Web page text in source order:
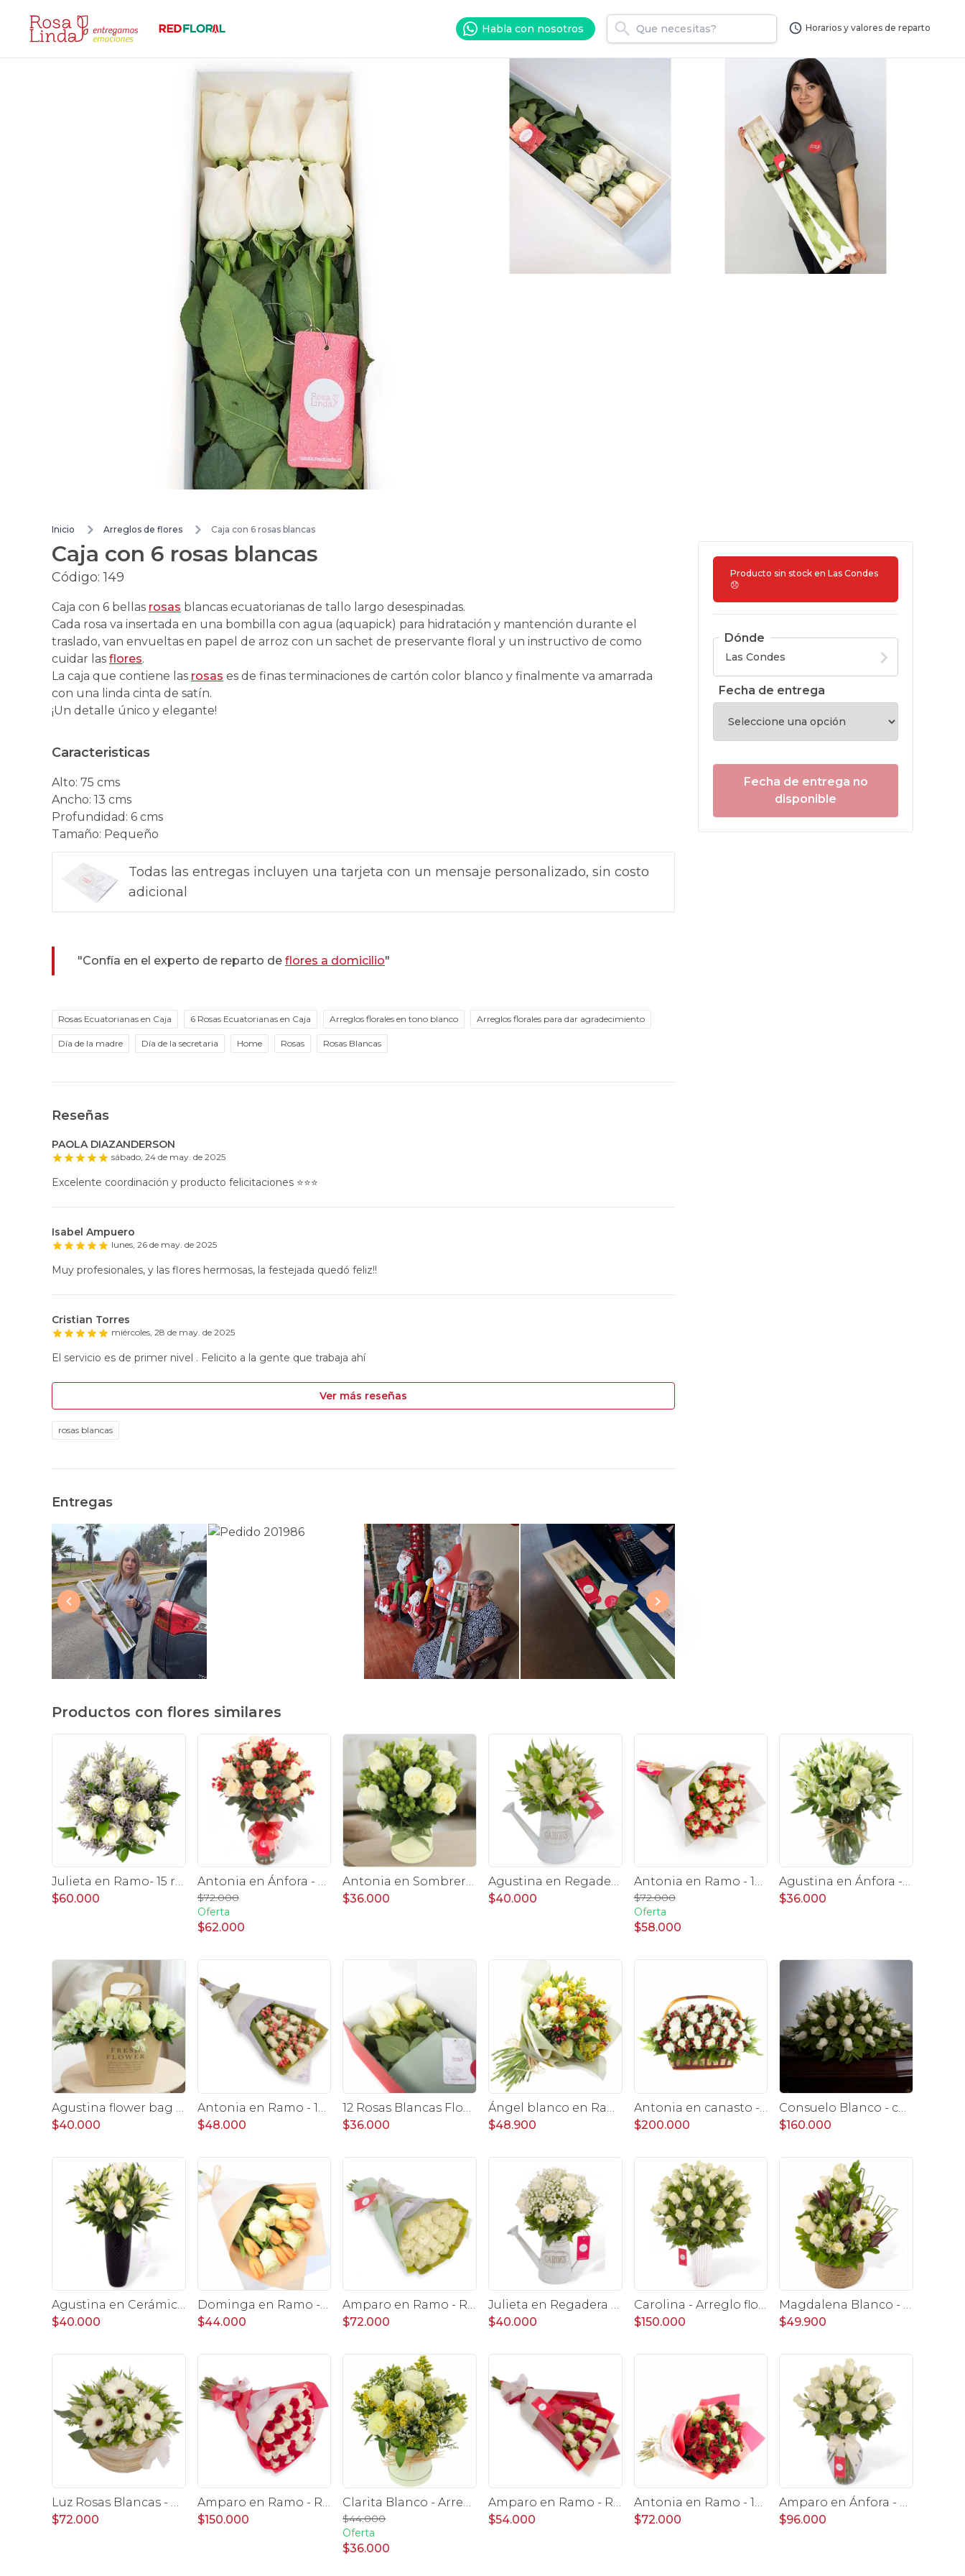
Habla con nosotros Horarios y valores de reparto
Inicio Arreglos de flores Caja con 6 rosas blancas
Caja con 6 rosas blancas
Código:149
Caja con 6 bellas rosas blancas ecuatorianas de tallo largo desespinadas.
Cada rosa va insertada en una bombilla con agua (aquapick) para hidratación y mantención durante el
traslado, van envueltas en papel de arroz con un sachet de preservante floral y un instructivo de como
cuidar las flores.
La caja que contiene las rosas es de finas terminaciones de cartón color blanco y finalmente va amarrada
con una linda cinta de satín.
¡Un detalle único y elegante!
Caracteristicas
Alto: 75 cms
Ancho: 13 cms
Profundidad : 6 cms
Tamaño: Pequeño
Todas las entregas incluyen una tarjeta con un mensaje personalizado, sin costo
adicional
"Confía en el experto de reparto de flores a domicilio"
Rosas Ecuatorianas en Caja 6 Rosas Ecuatorianas en Caja Arreglos florales en tono blanco Arreglos florales para dar agradecimiento
Día de la madre Día de la secretaria Home Rosas Rosas Blancas
Reseñas
PAOLA DIAZANDERSON
sábado, 24 de may. de 2025
Excelente coordinación y producto felicitaciones ⭐️⭐️⭐️
Isabel Ampuero
lunes, 26 de may. de 2025
Muy profesionales, y las flores hermosas, la festejada quedó feliz!!
Cristian Torres
miércoles, 28 de may. de 2025
El servicio es de primer nivel . Felicito a la gente que trabaja ahí
Ver más reseñas
rosas blancas
Entregas
Producto sin stock en Las Condes
😞
Dónde
Fecha de entrega
Fecha de entrega no
disponible
Productos con flores similares
Julieta en Ramo- 15 rosas ecuatorianas blanco y limonium
$60.000
Antonia en Ánfora - florero con 18 rosas blanco e hypericum
$72.000
Oferta
$62.000
Antonia en Sombrero - Arreglo con 9 rosas blanco e hypericum
$36.000
Agustina en Regadera -Arreglo 10 rosas blanco y astromelias
$40.000
Antonia en Ramo - 18 rosas ecuatorianas blanco e hypericum
$72.000
Oferta
$58.000
Agustina en Ánfora - Florero con 9 rosas blanco y astromelia
$36.000
Agustina flower bag - Arreglo 10 rosas blanco y astromelias
$40.000
Antonia en Ramo - 12 rosas ecuatorianas blanco e hypericum
$48.000
12 Rosas Blancas Flowerbox - Caja de flores con 12 rosas ecuatorianas blancas
$36.000
Ángel blanco en Ramo - Rosas blancas y Astromelias
$48.900
Antonia en canasto - 50 rosas ecuatoriana blanco e hypericum
$200.000
Consuelo Blanco - cubre urna 40 rosas ecuatorianas blanco
$160.000
Agustina en Cerámica - Arreglo 10 rosas blanco y astromelias
$40.000
Dominga en Ramo -Ramo de Rosas Blanco y Tulipanes naranjo
$44.000
Amparo en Ramo - Ramo redondo 24 rosas ecuatorianas blanco
$72.000
Julieta en Regadera - Arreglo 10 rosas blanco y gypo
$40.000
Carolina - Arreglo floral con 50 rosas blancas
$150.000
Magdalena Blanco - Arreglo floral con rosas, gerbera y astromelias blancas
$49.900
Luz Rosas Blancas - Arreglo floral en canasto circular con gerberas blancas, rosas blancas y astromelias blancas
$72.000
Amparo en Ramo - Ramo redondo con 50 rosas blanco y rojo
$150.000
Clarita Blanco - Arreglo floral en sombrerero con rosas blanco, limonium y vara de oro
$44.000
Oferta
$36.000
Amparo en Ramo - Ramo extendido 18 rosas blanco y rojo
$54.000
Antonia en Ramo - 18 rosas mix blanco y rojo con hypericum
$72.000
Amparo en Ánfora - Florero 24 rosas ecuatorianas blanco
$96.000